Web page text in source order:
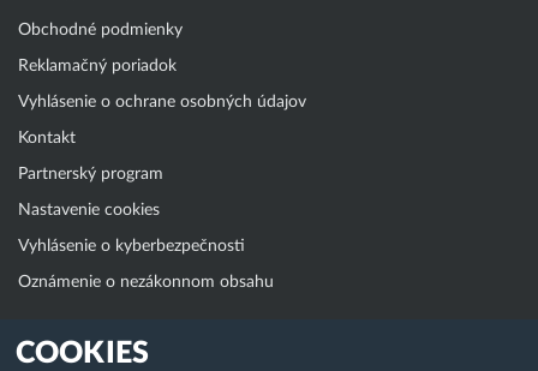
COOKIES
Obchodné podmienky
Reklamačný poriadok
Vyhlásenie o ochrane osobných údajov
Kontakt
Partnerský program
Nastavenie cookies
Vyhlásenie o kyberbezpečnosti
Oznámenie o nezákonnom obsahu
Klientská zóna